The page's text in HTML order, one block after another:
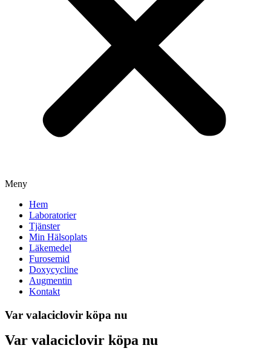
Meny
Hem
Laboratorier
Tjänster
Min Hälsoplats
Läkemedel
Furosemid
Doxycycline
Augmentin
Kontakt
Var valaciclovir köpa nu
Var valaciclovir köpa nu